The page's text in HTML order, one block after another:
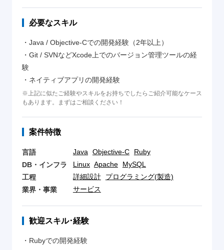
必要なスキル
・Java / Objective-Cでの開発経験（2年以上）
・Git / SVNなどXcode上でのバージョン管理ツールの経
験
・ネイティブアプリの開発経験
※上記に似たご経験やスキルをお持ちでしたらご紹介可能なケース
もあります。まずはご相談ください！
案件特徴
言語 Java Objective-C
Ruby
DB・インフラ
Linux Apache
MySQL
工程
詳細設計
プログラミング(製造)
業界・事業
サービス
歓迎スキル･経験
・Rubyでの開発経験